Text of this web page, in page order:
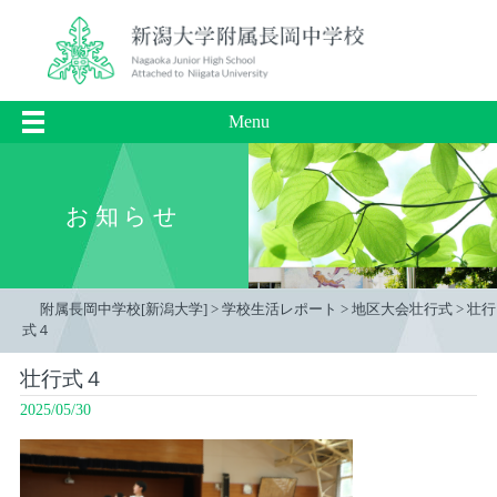
Menu
お知らせ
附属長岡中学校[新潟大学] > 学校生活レポート > 地区大会壮行式 > 壮行
式４
壮行式４
2025/05/30